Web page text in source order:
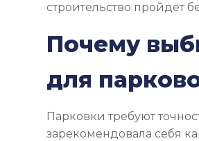
строительство пройдёт
Почему
для
Парковки требуют
зарекомендовала себя